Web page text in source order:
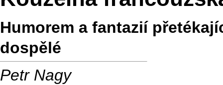
Humorem a fantazií
dospělé
Petr Nagy